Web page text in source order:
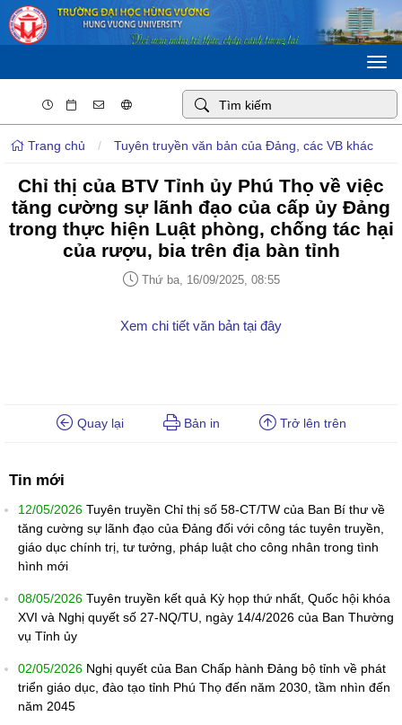
Trang chủ / Tuyên truyền văn bản của Đảng, các VB khác
Chỉ thị của BTV Tỉnh ủy Phú Thọ về việc
tăng cường sự lãnh đạo của cấp ủy Đảng
trong thực hiện Luật phòng, chống tác hại
của rượu, bia trên địa bàn tỉnh
Thứ ba, 16/09/2025, 08:55
Xem chi tiết văn bản tại đây
Quay lại Bản in Trở lên trên
Tin mới
12/05/2026 Tuyên truyền Chỉ thị số 58-CT/TW của Ban Bí thư về
tăng cường sự lãnh đạo của Đảng đối với công tác tuyên truyền,
giáo dục chính trị, tư tưởng, pháp luật cho công nhân trong tình
hình mới
08/05/2026 Tuyên truyền kết quả Kỳ họp thứ nhất, Quốc hội khóa
XVI và Nghị quyết số 27-NQ/TU, ngày 14/4/2026 của Ban Thường
vụ Tỉnh ủy
02/05/2026 Nghị quyết của Ban Chấp hành Đảng bộ tỉnh về phát
triển giáo dục, đào tạo tỉnh Phú Thọ đến năm 2030, tầm nhìn đến
năm 2045